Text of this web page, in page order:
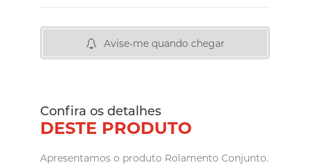
Avise-me quando chegar
Confira os detalhes
DESTE PRODUTO
Apresentamos o produto Rolamento Conjunto.